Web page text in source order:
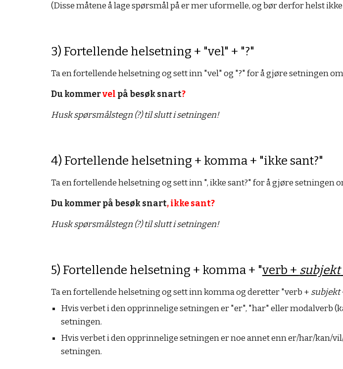
(Disse måtene å lage spørsmål på er mer uformelle, og bør derfor helst
3) Fortellende helsetning + "vel" + "?"
Ta en fortellende helsetning og sett inn "vel" og "?" for å gjøre setningen
Du kommervel på besøk snart?
Husk spørsmålstegn (?) til slutt i setningen!
4) Fortellende helsetning + komma + "ikke sant?"
Ta en fortellende helsetning og sett inn ", ikke sant?" for å gjøre setningen
Du kommer på besøk snart, ikke sant?
Husk spørsmålstegn (?) til slutt i setningen!
5) Fortellende helsetning + komma + "verb + subjekt
Ta en fortellende helsetning og sett inn komma og deretter "verb + subjekt
Hvis verbet i den opprinnelige setningen er "er", "har" eller modalverb
setningen.
Hvis verbet i den opprinnelige setningen er noe annet enn er/har/kan/
setningen.